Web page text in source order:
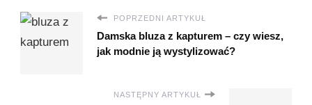
POPRZEDNI ARTYKUŁ
Damska bluza z kapturem – czy wiesz,
jak modnie ją wystylizować?
NASTĘPNY ARTYKUŁ